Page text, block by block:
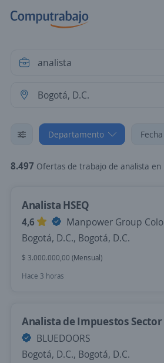
Departamento Fecha
8.497 Ofertas de trabajo de analista en Bogotá, D.C.
Analista HSEQ
4,6
Manpower Group
Bogotá, D.C., Bogotá, D.C.
$ 3.000.000,00 (Mensual)
Hace 3 horas
Analista de Impuestos
BLUEDOORS
Bogotá, D.C., Bogotá, D.C.